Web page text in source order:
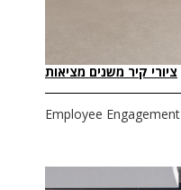
Employee Engagement
ציורי קיר משנים מציאות